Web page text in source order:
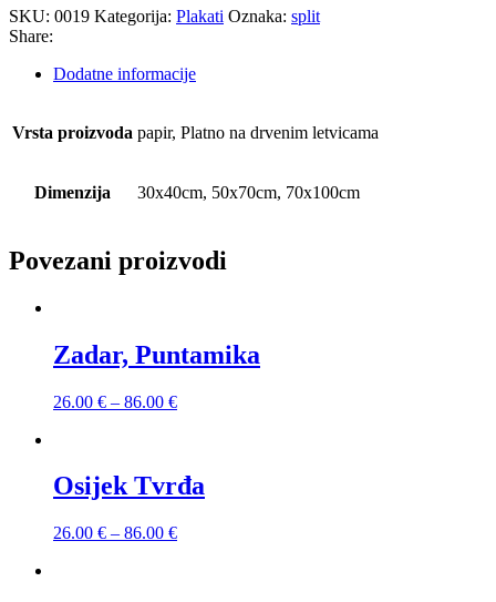
SKU: 0019 Kategorija: Plakati Oznaka: split
Share:
Dodatne informacije
Vrsta proizvoda papir, Platno na drvenim letvicama
Dimenzija 30x40cm, 50x70cm, 70x100cm
Povezani proizvodi
Zadar, Puntamika
26.00 € – 86.00 €
Osijek Tvrđa
26.00 € – 86.00 €